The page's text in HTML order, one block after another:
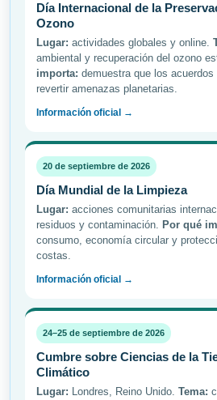
Día Internacional de la
Ozono
Lugar: actividades globales y online.
ambiental y recuperación del ozono
importa: demuestra que los
revertir amenazas planetarias.
Información oficial →
20 de septiembre de 2026
Día Mundial de la Limpieza
Lugar: acciones comunitarias
residuos y contaminación. Por qué
consumo, economía circular y
costas.
Información oficial →
24–25 de septiembre de 2026
Cumbre sobre Ciencias de la
Climático
Lugar: Londres, Reino Unido. Tema: